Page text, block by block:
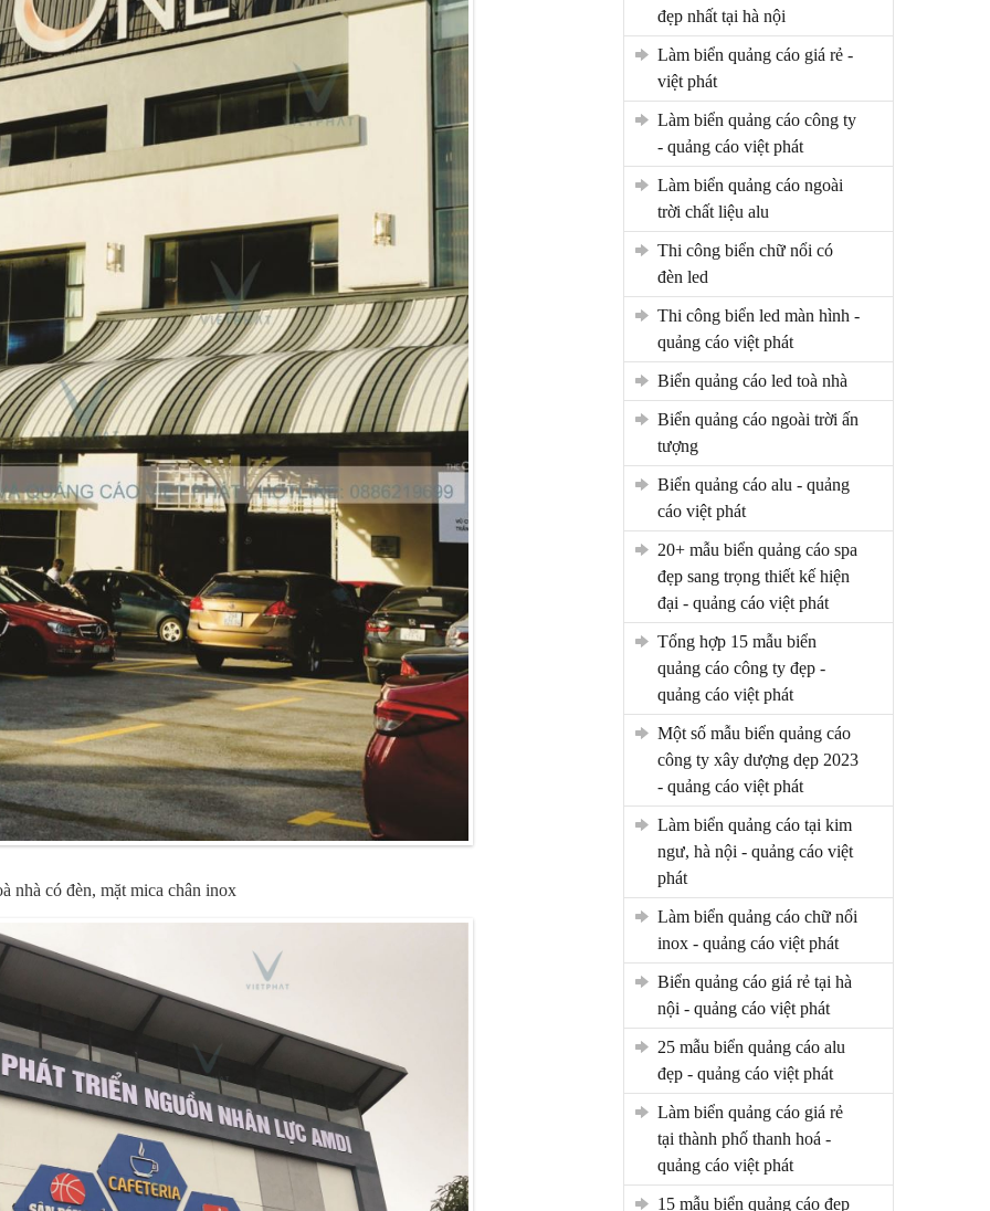
nhà có đèn, mặt mica chân inox
đẹp nhất tại hà nội
làm biển quảng cáo giá rẻ -
việt phát
làm biển quảng cáo công ty
- quảng cáo việt phát
làm biển quảng cáo ngoài
trời chất liệu alu
thi công biển chữ nổi có
đèn led
thi công biển led màn hình -
quảng cáo việt phát
biển quảng cáo led toà nhà
biển quảng cáo ngoài trời ấn
tượng
biển quảng cáo alu - quảng
cáo việt phát
20+ mẫu biển quảng cáo spa
đẹp sang trọng thiết kế hiện
đại - quảng cáo việt phát
tổng hợp 15 mẫu biển
quảng cáo công ty đẹp -
quảng cáo việt phát
một số mẫu biển quảng cáo
công ty xây dượng dẹp 2023
- quảng cáo việt phát
làm biển quảng cáo tại kim
ngư, hà nội - quảng cáo việt
phát
làm biển quảng cáo chữ nổi
inox - quảng cáo việt phát
biển quảng cáo giá rẻ tại hà
nội - quảng cáo việt phát
25 mẫu biển quảng cáo alu
đẹp - quảng cáo việt phát
làm biển quảng cáo giá rẻ
tại thành phố thanh hoá -
quảng cáo việt phát
15 mẫu biển quảng cáo đẹp